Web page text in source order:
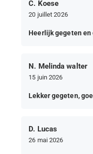
C. Koese
20 juillet 2026
Heerlijk gegeten
N. Melinda walter
15 juin 2026
Lekker gegeten,
D. Lucas
26 mai 2026